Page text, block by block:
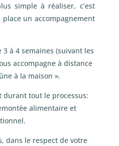
simple à réaliser, c’est
un accompagnement
à 4 semaines (suivant les
accompagne à distance
à la maison ».
durant tout le processus:
alimentaire et
dans le respect de votre